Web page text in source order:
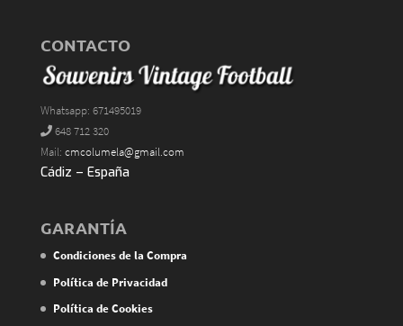
CONTACTO
Whatsapp: 671495019
648 712 320
Mail: cmcolumela@gmail.com
Cádiz – España
GARANTÍA
Condiciones de la Compra
Política de Privacidad
Política de Cookies